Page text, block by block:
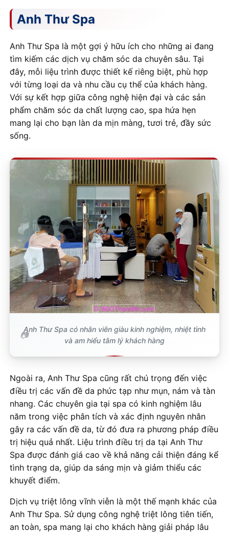
Anh Thư Spa
Anh Thư Spa là một gợi ý hữu ích cho những ai đang
tìm kiếm các dịch vụ chăm sóc da chuyên sâu. Tại
đây, mỗi liệu trình được thiết kế riêng biệt, phù hợp
với từng loại da và nhu cầu cụ thể của khách hàng.
Với sự kết hợp giữa công nghệ hiện đại và các sản
phẩm chăm sóc da chất lượng cao, spa hứa hẹn
mang lại cho bạn làn da mịn màng, tươi trẻ, đầy sức
sống.
Anh Thư Spa có nhân viên giàu kinh nghiệm, nhiệt tình
và am hiểu tâm lý khách hàng
Ngoài ra, Anh Thư Spa cũng rất chú trọng đến việc
điều trị các vấn đề da phức tạp như mụn, nám và tàn
nhang. Các chuyên gia tại spa có kinh nghiệm lâu
năm trong việc phân tích và xác định nguyên nhân
gây ra các vấn đề da, từ đó đưa ra phương pháp điều
trị hiệu quả nhất. Liệu trình điều trị da tại Anh Thư
Spa được đánh giá cao về khả năng cải thiện đáng kể
tình trạng da, giúp da sáng mịn và giảm thiểu các
khuyết điểm.
Dịch vụ triệt lông vĩnh viễn là một thế mạnh khác của
Anh Thư Spa. Sử dụng công nghệ triệt lông tiên tiến,
an toàn, spa mang lại cho khách hàng giải pháp lâu